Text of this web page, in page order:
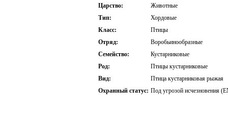
Царство:
Животные
Тип:
Хордовые
Класс:
Птицы
Отряд:
Воробьинообразные
Семейство:
Кустарниковые
Род:
Птицы кустарниковые
Вид:
Птица кустарниковая рыжая
Охранный статус: Под угрозой исчезновения